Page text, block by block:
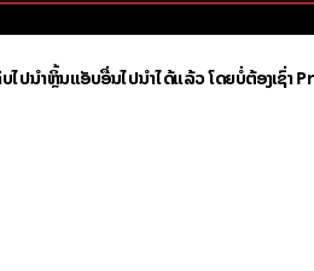
ບໄປນຳຫຼິ້ນແອັບອື່ນໄປນຳໄດ້ແລ້ວ ໂດຍບໍ່ຕ້ອງເຊົ່າ